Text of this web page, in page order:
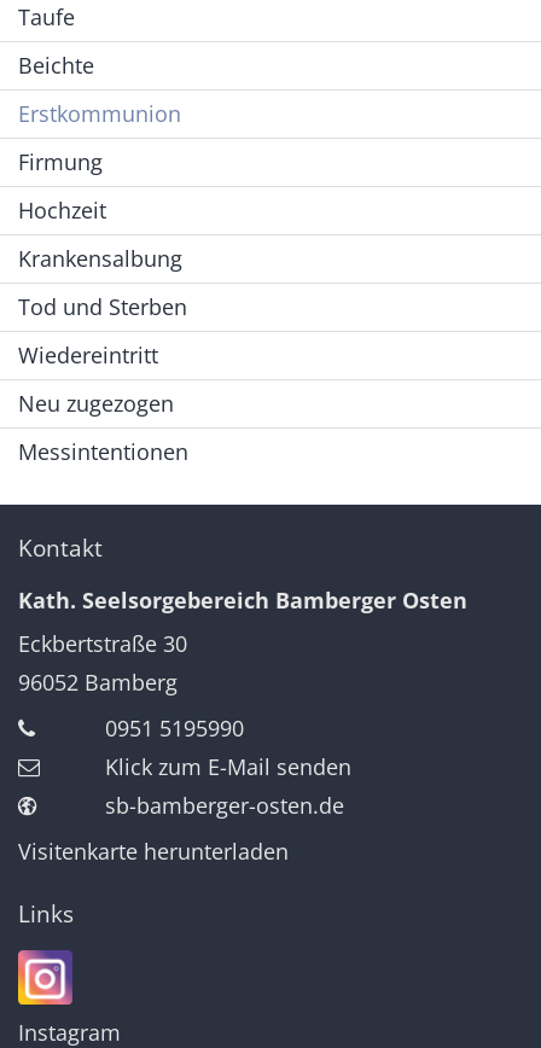
Taufe
Beichte
Erstkommunion
Firmung
Hochzeit
Krankensalbung
Tod und Sterben
Wiedereintritt
Neu zugezogen
Messintentionen
Kontakt
Kath. Seelsorgebereich Bamberger Osten
Eckbertstraße 30
96052 Bamberg
0951 5195990
Klick zum E-Mail senden
sb-bamberger-osten.de
Visitenkarte herunterladen
Links
Instagram